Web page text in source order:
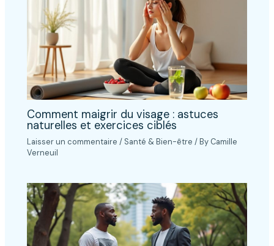
Comment maigrir du visage : astuces
naturelles et exercices ciblés
Laisser un commentaire / Santé & Bien-être / By Camille
Verneuil